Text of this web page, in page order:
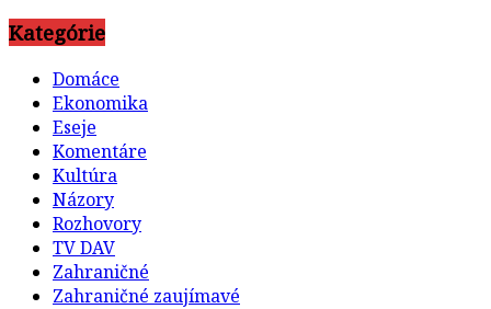
Kategórie
Domáce
Ekonomika
Eseje
Komentáre
Kultúra
Názory
Rozhovory
TV DAV
Zahraničné
Zahraničné zaujímavé